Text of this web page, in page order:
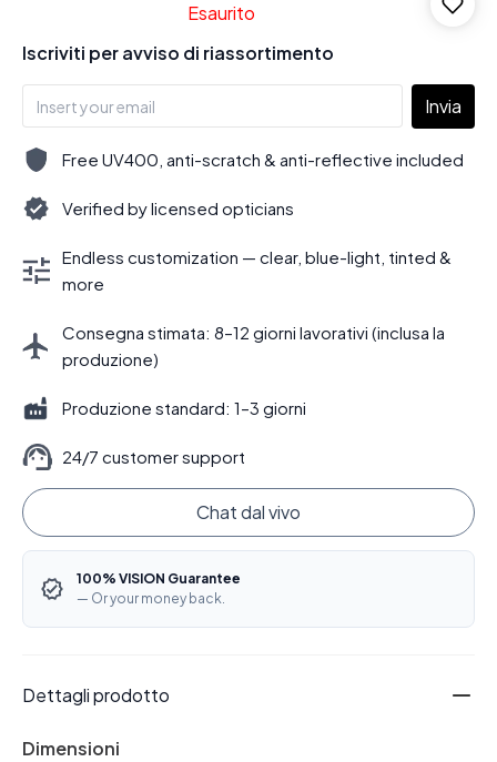
Esaurito
Iscriviti per avviso di riassortimento
Invia
Free UV400, anti-scratch & anti-reflective included
Verified by licensed opticians
Endless customization — clear, blue-light, tinted &
more
Consegna stimata: 8–12 giorni lavorativi (inclusa la
produzione)
Produzione standard: 1–3 giorni
24/7 customer support
Chat dal vivo
100% VISION Guarantee
— Or your money back.
Dettagli prodotto
Dimensioni